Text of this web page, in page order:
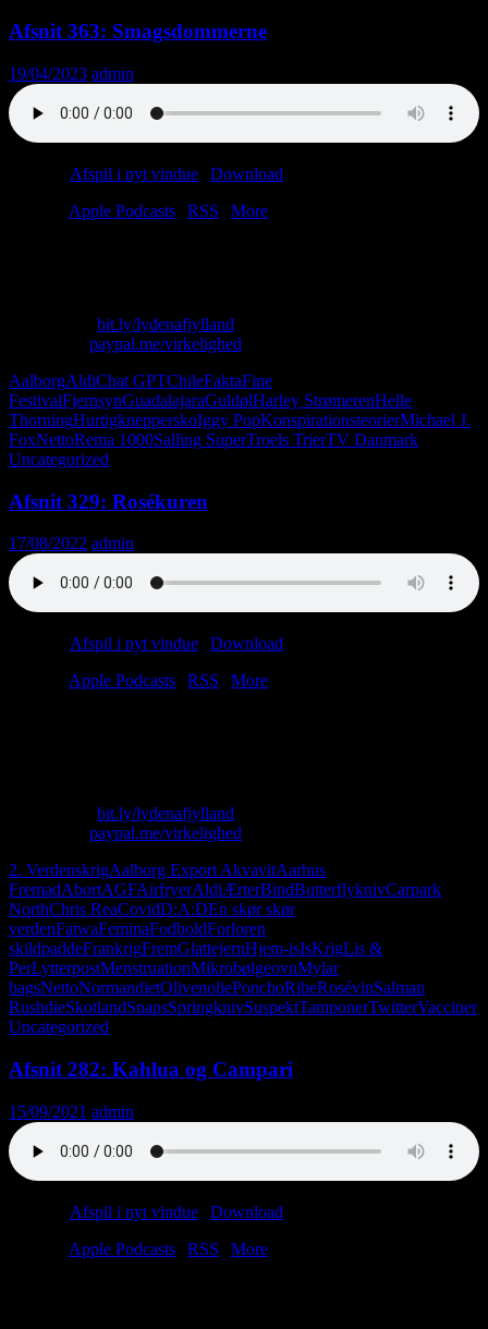
Afsnit 363: Smagsdommerne
19/04/2023 admin
Afspil i nyt vindue Download
Apple Podcasts RSS
More
bit.ly/lydenafjylland
paypal.me/virkelighed
AalborgAldiChat GPTChileFaktaFine
FestivalFjernsynGuadalajaraGuldølHarley StrømerenHelle
ThorningHurtigknepperskoIggy PopKonspirationsteorierMichael J.
FoxNettoRema 1000Salling SuperTroels TrierTV Danmark
Uncategorized
Afsnit 329: Rosékuren
17/08/2022 admin
Afspil i nyt vindue Download
Apple Podcasts RSS
More
bit.ly/lydenafjylland
paypal.me/virkelighed
2. VerdenskrigAalborg Export AkvavitAarhus
FremadAbortAGFAirfryerAldiÆrterBindButterflyknivCarpark
NorthChris ReaCovidD:A:DEn skør skør
verdenFatwaFeminaFodboldForloren
skildpaddeFrankrigFremGlattejernHjem-isIsKrigLis &
PerLytterpostMenstruationMikrobølgeovnMylar
bagsNettoNormandietOlivenoliePonchoRibeRosévinSalman
RushdieSkotlandSnapsSpringknivSuspektTamponerTwitterVacciner
Uncategorized
Afsnit 282: Kahlua og Campari
15/09/2021 admin
Afspil i nyt vindue Download
Apple Podcasts RSS
More